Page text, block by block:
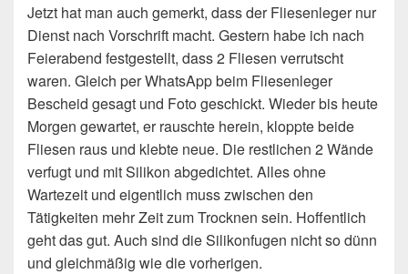
Jetzt hat man auch gemerkt, dass der Fliesenleger nur
Dienst nach Vorschrift macht. Gestern habe ich nach
Feierabend festgestellt, dass 2 Fliesen verrutscht
waren. Gleich per WhatsApp beim Fliesenleger
Bescheid gesagt und Foto geschickt. Wieder bis heute
Morgen gewartet, er rauschte herein, kloppte beide
Fliesen raus und klebte neue. Die restlichen 2 Wände
verfugt und mit Silikon abgedichtet. Alles ohne
Wartezeit und eigentlich muss zwischen den
Tätigkeiten mehr Zeit zum Trocknen sein. Hoffentlich
geht das gut. Auch sind die Silikonfugen nicht so dünn
und gleichmäßig wie die vorherigen.